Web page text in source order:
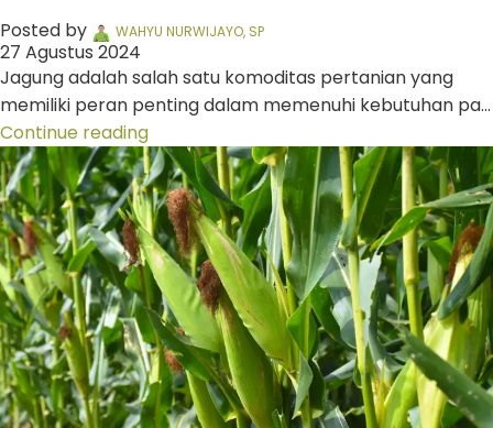
Posted by WAHYU NURWIJAYO, SP
27 Agustus 2024
Jagung adalah salah satu komoditas pertanian yang
memiliki peran penting dalam memenuhi kebutuhan pa...
Continue reading